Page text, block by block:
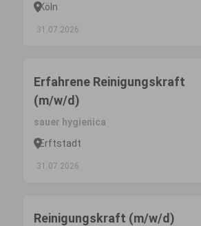
Köln
31.07.2026
Erfahrene Reinigungskraft
(m/w/d)
sauer hygienica
Erftstadt
31.07.2026
Reinigungskraft (m/w/d)